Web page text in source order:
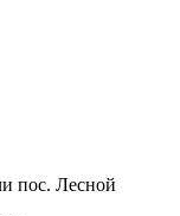
пос. Лесной